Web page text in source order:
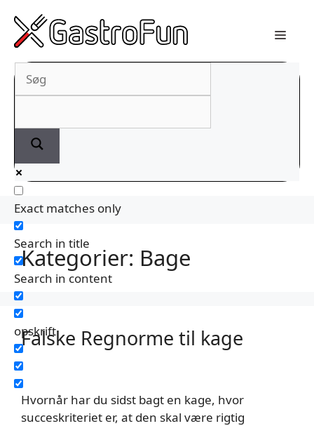
indhold
Exact matches only
Search in title
Search in content
opskrift
Kategorier: Bage
Falske Regnorme til kage
Hvornår har du sidst bagt en kage, hvor
succeskriteriet er, at den skal være rigtig